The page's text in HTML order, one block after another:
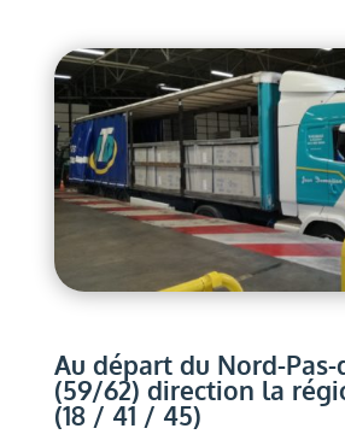
Au départ du Nord-Pas-
(59/62) direction la
(18 / 41 / 45)